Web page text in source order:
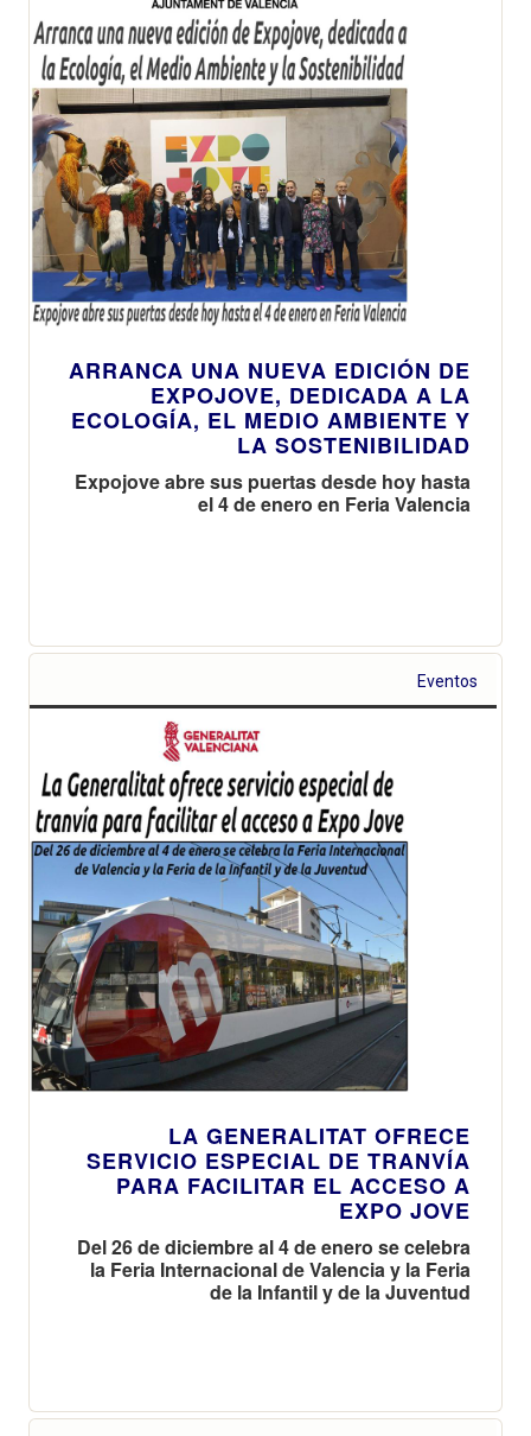
ARRANCA UNA NUEVA EDICIÓN DE
EXPOJOVE, DEDICADA A LA
ECOLOGÍA, EL MEDIO AMBIENTE Y
LA SOSTENIBILIDAD
Expojove abre sus puertas desde hoy hasta
el 4 de enero en Feria Valencia
Eventos
LA GENERALITAT OFRECE
SERVICIO ESPECIAL DE TRANVÍA
PARA FACILITAR EL ACCESO A
EXPO JOVE
Del 26 de diciembre al 4 de enero se celebra
la Feria Internacional de Valencia y la Feria
de la Infantil y de la Juventud